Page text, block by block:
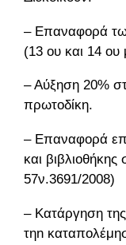
– Επαναφορά
(13 ου και 14 ου
– Αύξηση 20%
πρωτοδίκη.
– Επαναφορά
και
57ν.3691/2008)
– Κατάργηση της
τηn